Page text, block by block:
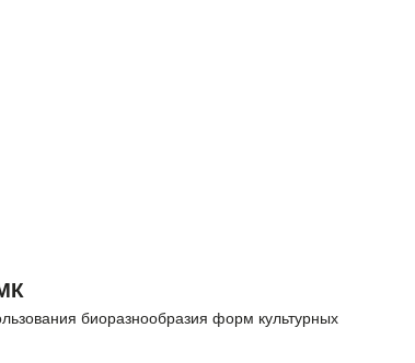
биоразнообразия форм культурных